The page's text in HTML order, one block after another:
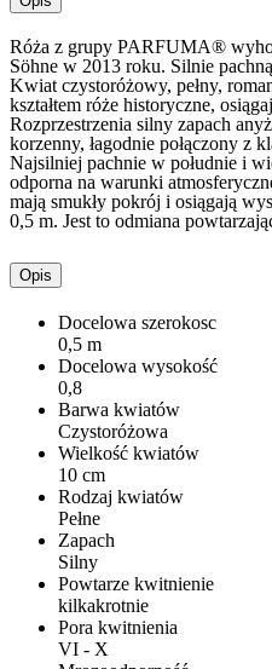
Róża z grupy PARFUMA®
Söhne w 2013 roku. Silnie
Kwiat czystoróżowy, pełny,
kształtem róże historyczne,
Rozprzestrzenia silny zapach
korzenny, łagodnie połączony z
Najsilniej pachnie w południe i
odporna na warunki
mają smukły pokrój i osiągają
0,5 m. Jest to odmiana
Opis
Docelowa szerokosc
0,5 m
Docelowa wysokość
0,8
Barwa kwiatów
Czystoróżowa
Wielkość kwiatów
10 cm
Rodzaj kwiatów
Pełne
Zapach
Silny
Powtarze kwitnienie
kilkakrotnie
Pora kwitnienia
VI - X